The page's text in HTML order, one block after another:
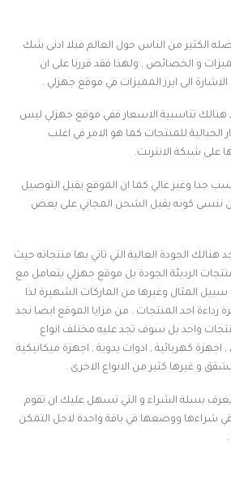
الكثير من الناس حول العالم فبلا ادنى شك
و الخصائص , ولهذا فقد قررنا على ان
الى ابرز المميزات في موقع جهزلي .
هنالك تناسبية الاسعار ففي موقع جهزلي ليس
للمنتجات كما هو الامر في اغلب
على شبكة الانترنت.
جدا وغير غالي كما ان الموقع يقبل التوصيل
ننسى كونه يقبل الشحن المجاني على بعض
الجودة العالية التي تاتي بها منتجاته حيث
الرديئة الجودة بل موقع جهزلي يتعامل مع
المثال وغيرها من الماركات الشهيرة لذا
احد المنتجات . من مزايا الموقع ايضا نجد
واحد بل سوف تجد عليه مختلف انواع
كهربائية , ادوات يدوية , اجهزة ميكانيكية
و غيرها كثير من الانواع الاخرى .
بسلة الشراء و التي تسهل عليك ان تقوم
في شراءها ووضعها في باقة واحدة لاجل التمكن